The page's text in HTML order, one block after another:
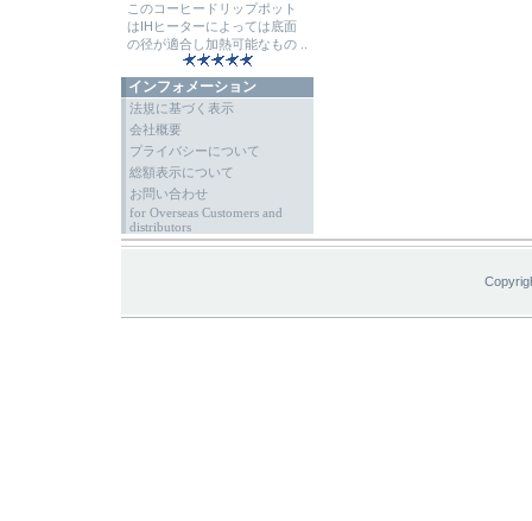
このコーヒードリップポット
はIHヒーターによっては底面
の径が適合し加熱可能なもの ..
インフォメーション
法規に基づく表示
会社概要
プライバシーについて
総額表示について
お問い合わせ
for Overseas Customers and
distributors